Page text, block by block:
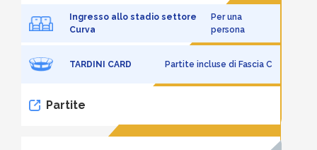
Ingresso allo stadio settore
Curva
Per una
persona
TARDINI CARD Partite incluse di Fascia C
Partite